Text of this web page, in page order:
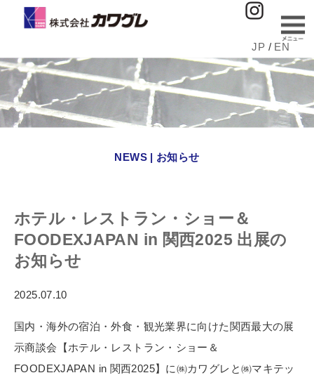
JP / EN
NEWS | お知らせ
ホテル・レストラン・ショー＆
FOODEXJAPAN in 関西2025 出展の
お知らせ
2025.07.10
国内・海外の宿泊・外食・観光業界に向けた関西最大の展
示商談会【ホテル・レストラン・ショー＆
FOODEXJAPAN in 関西2025】に㈱カワグレと㈱マキテッ